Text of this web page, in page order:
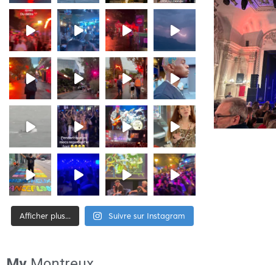
Afficher plus... Suivre sur Instagram